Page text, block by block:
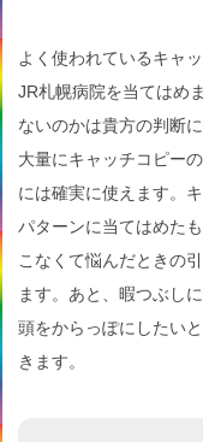
よく使われているキャ
JR札幌病院を当てはめ
ないのかは貴方の判断
大量にキャッチコピー
には確実に使えます。
パターンに当てはめた
こなくて悩んだときの
ます。あと、暇つぶし
頭をからっぽにしたい
きます。